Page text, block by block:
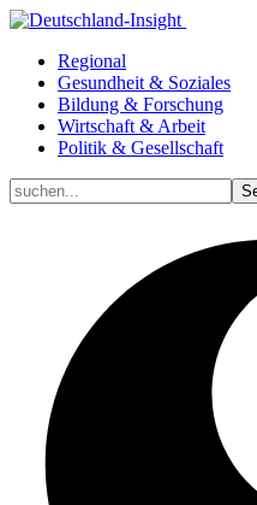
Regional
Gesundheit & Soziales
Bildung & Forschung
Wirtschaft & Arbeit
Politik & Gesellschaft